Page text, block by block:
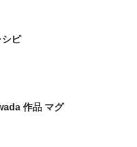
シピ
作品 マグ